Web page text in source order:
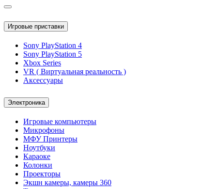
Игровые приставки
Sony PlayStation 4
Sony PlayStation 5
Xbox Series
VR ( Виртуальная реальность )
Аксессуары
Электроника
Игровые компьютеры
Микрофоны
МФУ Принтеры
Ноутбуки
Караоке
Колонки
Проекторы
Экшн камеры, камеры 360